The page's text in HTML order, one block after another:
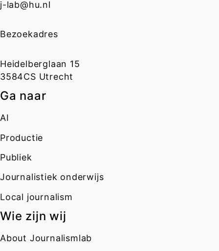
j-lab@hu.nl
Bezoekadres
Heidelberglaan 15
3584CS Utrecht
Ga naar
AI
Productie
Publiek
Journalistiek onderwijs
Local journalism
Wie zijn wij
About Journalismlab